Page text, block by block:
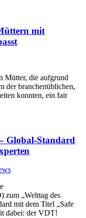
mit
Mütter, die aufgrund
der branchenüblichen,
konnten, ein fair
Global-Standard
zum „Welttag des
mit dem Titel „Safe
dabei: der VDT!